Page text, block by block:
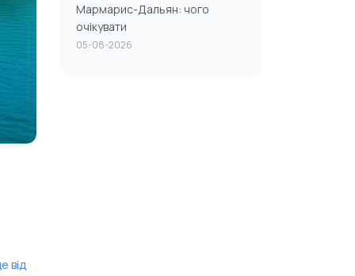
від
Мармарис-Дальян: чого
очікувати
05-08-2026